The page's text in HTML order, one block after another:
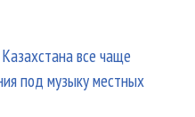
все чаще
под музыку местных